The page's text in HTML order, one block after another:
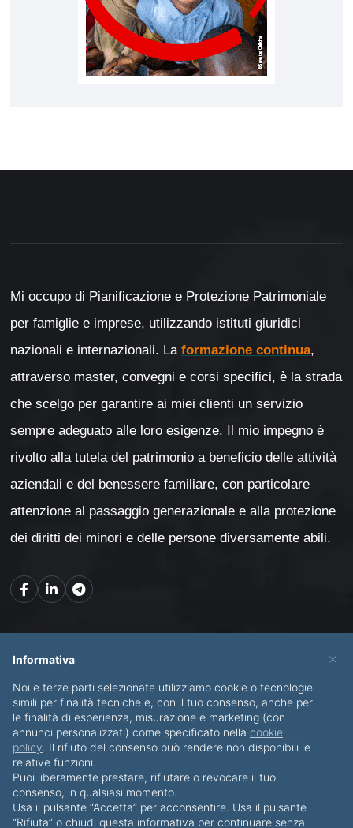
Mi occupo di Pianificazione e Protezione Patrimoniale
per famiglie e imprese, utilizzando istituti giuridici
nazionali e internazionali. La formazione continua,
attraverso master, convegni e corsi specifici, è la strada
che scelgo per garantire ai miei clienti un servizio
sempre adeguato alle loro esigenze. Il mio impegno è
rivolto alla tutela del patrimonio a beneficio delle attività
aziendali e del benessere familiare, con particolare
attenzione al passaggio generazionale e alla protezione
dei diritti dei minori e delle persone diversamente abili.
CHI SONO SERVIZI
BLOG CONTATTI
© Copyright 2012-2026 Piero Di Bello & Partners
×
Informativa
Noi e terze parti selezionate utilizziamo cookie o tecnologie
simili per finalità tecniche e, con il tuo consenso, anche per
le finalità di esperienza, misurazione e marketing (con
annunci personalizzati) come specificato nella cookie
policy. Il rifiuto del consenso può rendere non disponibili le
relative funzioni.
Puoi liberamente prestare, rifiutare o revocare il tuo
consenso, in qualsiasi momento.
Usa il pulsante “Accetta” per acconsentire. Usa il pulsante
“Rifiuta” o chiudi questa informativa per continuare senza